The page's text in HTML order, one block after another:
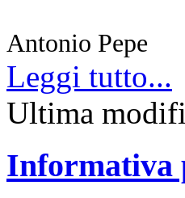
Antonio Pepe
Leggi tutto...
Ultima
Informativa